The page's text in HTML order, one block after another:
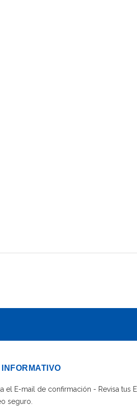
el E-mail de confirmación - Revisa tus
seguro.